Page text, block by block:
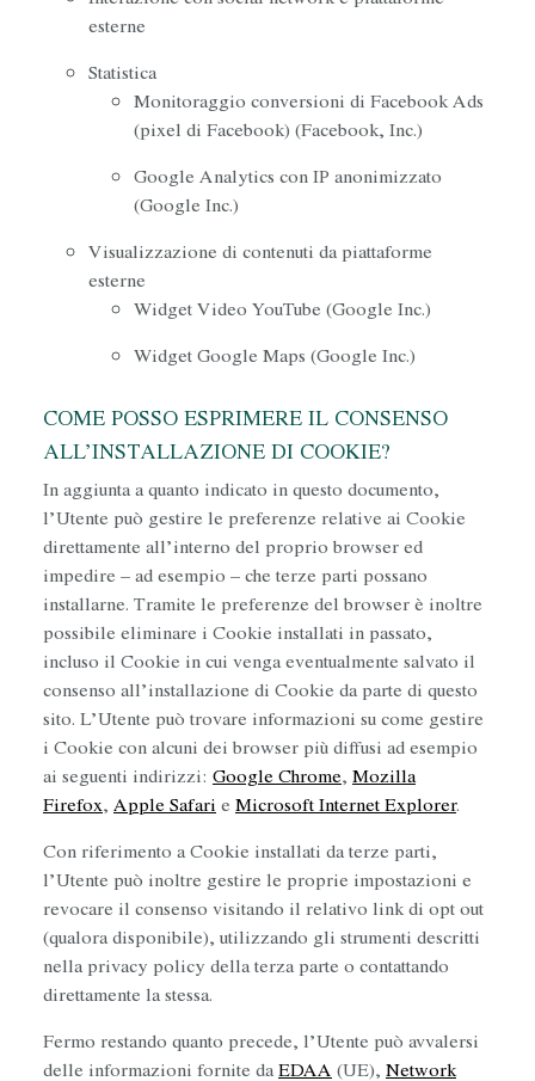
esterne
Statistica
Monitoraggio conversioni di Facebook Ads
(pixel di Facebook) (Facebook, Inc.)
Google Analytics con IP anonimizzato
(Google Inc.)
Visualizzazione di contenuti da piattaforme
esterne
Widget Video YouTube (Google Inc.)
Widget Google Maps (Google Inc.)
COME POSSO ESPRIMERE IL CONSENSO
ALL’INSTALLAZIONE DI COOKIE?
In aggiunta a quanto indicato in questo documento,
l’Utente può gestire le preferenze relative ai Cookie
direttamente all’interno del proprio browser ed
impedire – ad esempio – che terze parti possano
installarne. Tramite le preferenze del browser è inoltre
possibile eliminare i Cookie installati in passato,
incluso il Cookie in cui venga eventualmente salvato il
consenso all’installazione di Cookie da parte di questo
sito. L’Utente può trovare informazioni su come gestire
i Cookie con alcuni dei browser più diffusi ad esempio
ai seguenti indirizzi: Google Chrome, Mozilla
Firefox, Apple Safarie Microsoft Internet Explorer.
Con riferimento a Cookie installati da terze parti,
l’Utente può inoltre gestire le proprie impostazioni e
revocare il consenso visitando il relativo link di opt out
(qualora disponibile), utilizzando gli strumenti descritti
nella privacy policy della terza parte o contattando
direttamente la stessa.
Fermo restando quanto precede, l’Utente può avvalersi
delle informazioni fornite daEDAA(UE), Network